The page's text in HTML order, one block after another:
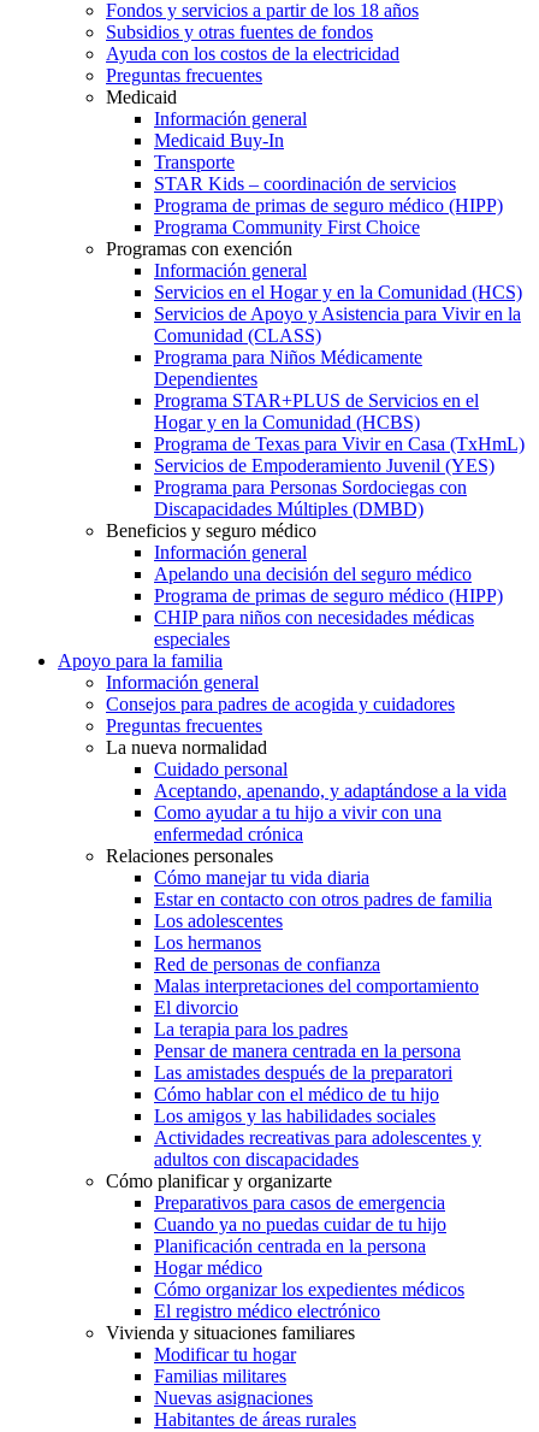
Fondos y servicios a partir de los 18 años
Subsidios y otras fuentes de fondos
Ayuda con los costos de la electricidad
Preguntas frecuentes
Medicaid
Información general
Medicaid Buy-In
Transporte
STAR Kids – coordinación de servicios
Programa de primas de seguro médico (HIPP)
Programa Community First Choice
Programas con exención
Información general
Servicios en el Hogar y en la Comunidad (HCS)
Servicios de Apoyo y Asistencia para Vivir en la
Comunidad (CLASS)
Programa para Niños Médicamente
Dependientes
Programa STAR+PLUS de Servicios en el
Hogar y en la Comunidad (HCBS)
Programa de Texas para Vivir en Casa (TxHmL)
Servicios de Empoderamiento Juvenil (YES)
Programa para Personas Sordociegas con
Discapacidades Múltiples (DMBD)
Beneficios y seguro médico
Información general
Apelando una decisión del seguro médico
Programa de primas de seguro médico (HIPP)
CHIP para niños con necesidades médicas
especiales
Apoyo para la familia
Información general
Consejos para padres de acogida y cuidadores
Preguntas frecuentes
La nueva normalidad
Cuidado personal
Aceptando, apenando, y adaptándose a la vida
Como ayudar a tu hijo a vivir con una
enfermedad crónica
Relaciones personales
Cómo manejar tu vida diaria
Estar en contacto con otros padres de familia
Los adolescentes
Los hermanos
Red de personas de confianza
Malas interpretaciones del comportamiento
El divorcio
La terapia para los padres
Pensar de manera centrada en la persona
Las amistades después de la preparatori
Cómo hablar con el médico de tu hijo
Los amigos y las habilidades sociales
Actividades recreativas para adolescentes y
adultos con discapacidades
Cómo planificar y organizarte
Preparativos para casos de emergencia
Cuando ya no puedas cuidar de tu hijo
Planificación centrada en la persona
Hogar médico
Cómo organizar los expedientes médicos
El registro médico electrónico
Vivienda y situaciones familiares
Modificar tu hogar
Familias militares
Nuevas asignaciones
Habitantes de áreas rurales